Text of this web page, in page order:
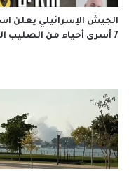
الجيش الإسرائيلي يعلن
7 أسرى أحياء من الصليب الاحمر